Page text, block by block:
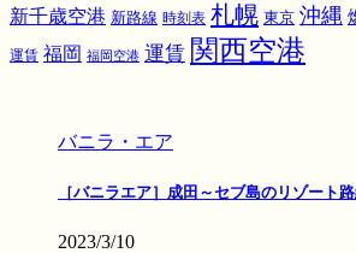
新千歳空港 新路線 時刻表 札幌 東京 沖縄
運賃 福岡 福岡空港 運賃 関西空港
バニラ・エア
［バニラエア］成田～セブ島のリゾート
2023/3/10